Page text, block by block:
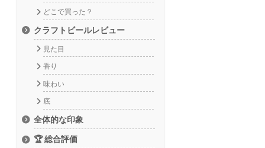
どこで買った？
クラフトビールレビュー
見た目
香り
味わい
底
全体的な印象
🏆 総合評価